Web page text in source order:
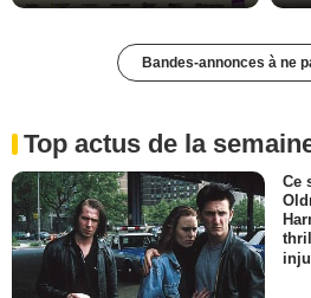
Bandes-annonces à ne
Top actus de la
Ce